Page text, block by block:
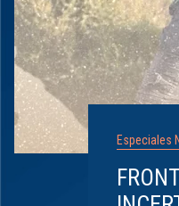
Especiales